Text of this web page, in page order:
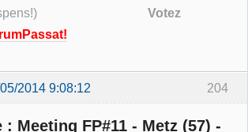
Votez
204
2014 9:08:12
: Meeting FP#11 - Metz (57) -